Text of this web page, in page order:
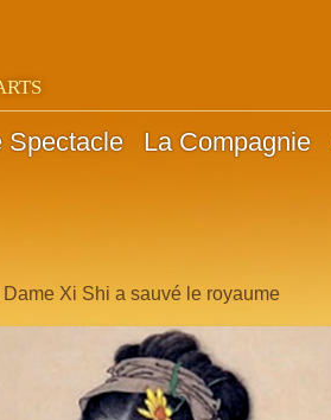
Spectacle La Compagnie
Xi Shi a sauvé le royaume